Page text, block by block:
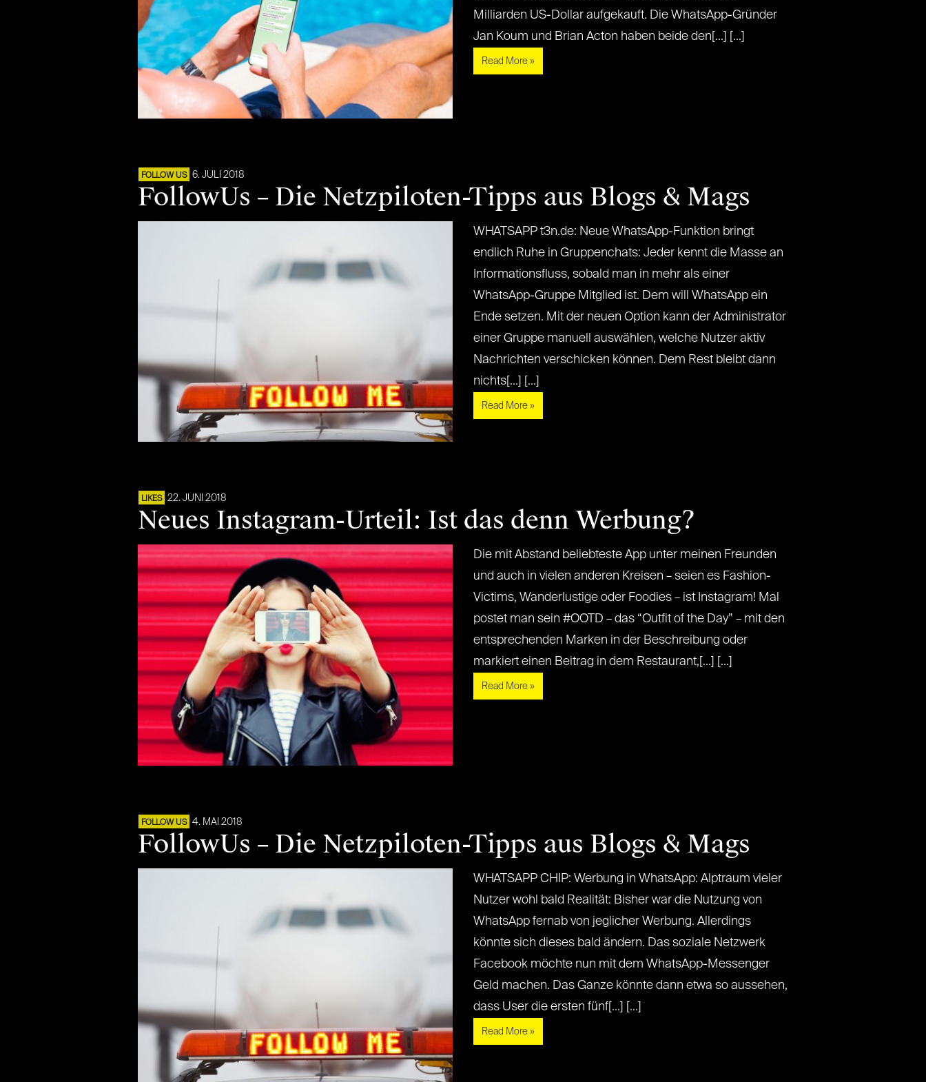
Milliarden US-Dollar aufgekauft. Die WhatsApp-Gründer
Jan Koum und Brian Acton haben beide den[...] [...]
Read More »
FOLLOW US 6. JULI 2018
FollowUs – Die Netzpiloten-Tipps aus Blogs & Mags
WHATSAPP t3n.de: Neue WhatsApp-Funktion bringt
endlich Ruhe in Gruppenchats: Jeder kennt die Masse an
Informationsfluss, sobald man in mehr als einer
WhatsApp-Gruppe Mitglied ist. Dem will WhatsApp ein
Ende setzen. Mit der neuen Option kann der Administrator
einer Gruppe manuell auswählen, welche Nutzer aktiv
Nachrichten verschicken können. Dem Rest bleibt dann
nichts[...] [...]
Read More »
LIKES 22. JUNI 2018
Neues Instagram-Urteil: Ist das denn Werbung?
Die mit Abstand beliebteste App unter meinen Freunden
und auch in vielen anderen Kreisen – seien es Fashion-
Victims, Wanderlustige oder Foodies – ist Instagram! Mal
postet man sein #OOTD – das “Outfit of the Day” – mit den
entsprechenden Marken in der Beschreibung oder
markiert einen Beitrag in dem Restaurant,[...] [...]
Read More »
FOLLOW US 4. MAI 2018
FollowUs – Die Netzpiloten-Tipps aus Blogs & Mags
WHATSAPP CHIP: Werbung in WhatsApp: Alptraum vieler
Nutzer wohl bald Realität: Bisher war die Nutzung von
WhatsApp fernab von jeglicher Werbung. Allerdings
könnte sich dieses bald ändern. Das soziale Netzwerk
Facebook möchte nun mit dem WhatsApp-Messenger
Geld machen. Das Ganze könnte dann etwa so aussehen,
dass User die ersten fünf[...] [...]
Read More »